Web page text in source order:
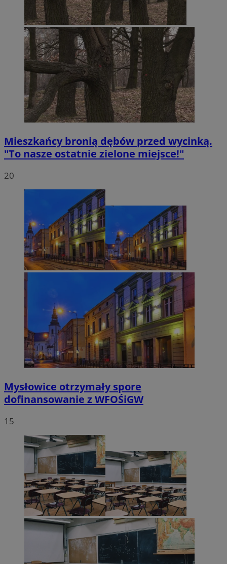
Mieszkańcy bronią dębów przed wycinką.
"To nasze ostatnie zielone miejsce!"
20
Mysłowice otrzymały spore
dofinansowanie z WFOŚiGW
15